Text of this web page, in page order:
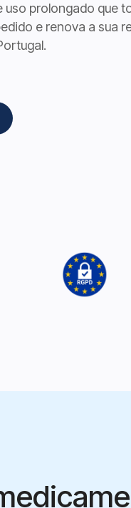
prolongado que
e renova a sua